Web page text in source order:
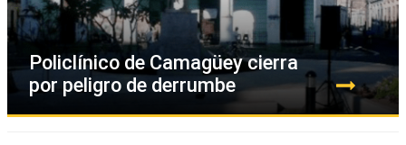
Policlínico de Camagüey cierra
por peligro de derrumbe